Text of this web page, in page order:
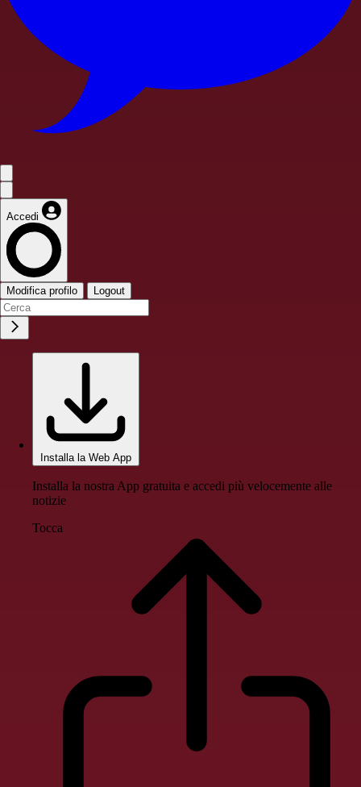
Accedi
Modifica profilo Logout
Installa la Web App
Installa la nostra App gratuita e accedi più velocemente alle
notizie
Tocca